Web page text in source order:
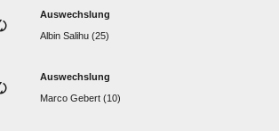
Auswechslung
  
Auswechslung
  